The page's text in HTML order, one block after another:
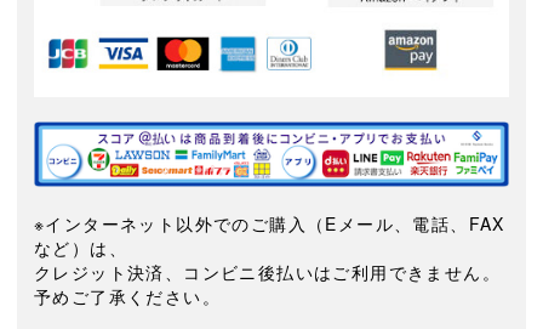
※インターネット以外でのご購入（Eメール、電話、FAX
など）は、
クレジット決済、コンビニ後払いはご利用できません。
予めご了承ください。